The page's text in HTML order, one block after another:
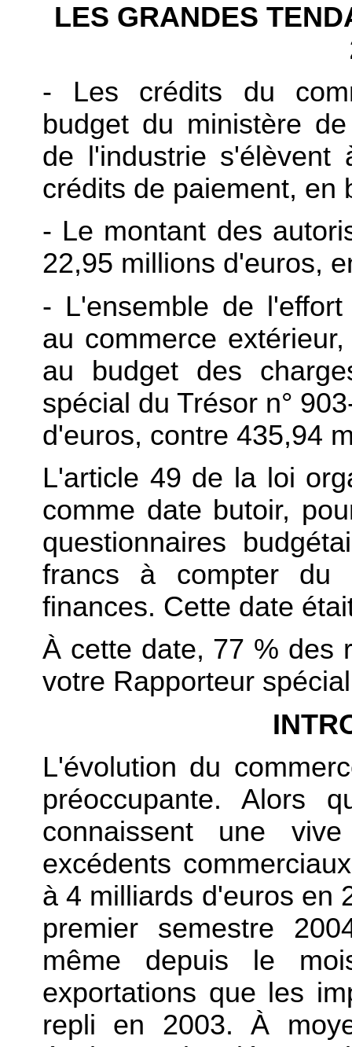
LES GRANDES
- Les crédits du
budget du ministère
de l'industrie s'élèvent
crédits de paiement, en
- Le montant des
22,95 millions d'euros,
- L'ensemble de
au commerce
au budget des
spécial du Trésor n°
d'euros, contre 435,94
L'article 49 de la loi
comme date butoir,
questionnaires
francs à compter
finances. Cette date
À cette date, 77 % des
votre Rapporteur
L'évolution du
préoccupante. Alors
connaissent une
excédents
à 4 milliards d'euros en
premier semestre
même depuis le
exportations que les
repli en 2003. À